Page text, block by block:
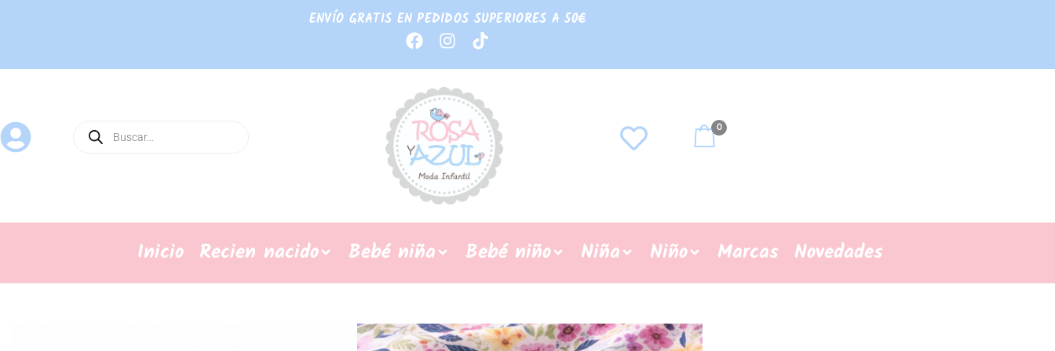
ENVÍO GRATIS EN PEDIDOS SUPERIORES A 50€
0
Inicio Recien nacido Bebé niña Bebé niño Niña Niño Marcas Novedades
REBAJAS